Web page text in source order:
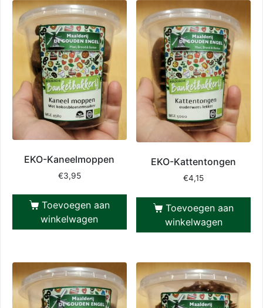
EKO-Kaneelmoppen
€3,95
Toevoegen aan
winkelwagen
EKO-Kattentongen
€4,15
Toevoegen aan
winkelwagen